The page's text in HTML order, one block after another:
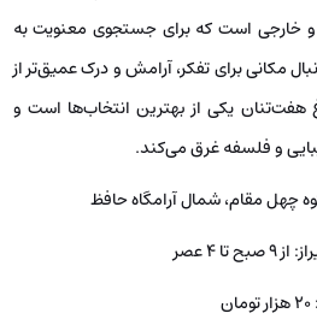
خارجی است که برای جستجوی معنویت به
مکانی برای تفکر، آرامش و درک عمیق‌تر از
هفت‌تنان یکی از بهترین انتخاب‌ها است و
و فلسفه غرق می‌کند.
چهل مقام، شمال آرامگاه حافظ
۴ عصر